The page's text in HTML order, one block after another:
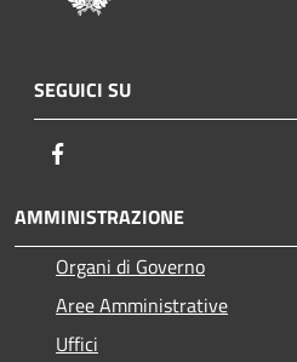
SEGUICI SU
AMMINISTRAZIONE
Organi di Governo
Aree Amministrative
Uffici